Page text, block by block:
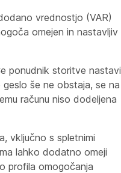
vrednostjo (VAR)
omejen in nastavljiv
ponudnik storitve nastavi
geslo še ne obstaja, se na
računu niso dodeljena
vključno s spletnimi
lahko dodatno omeji
profila omogočanja